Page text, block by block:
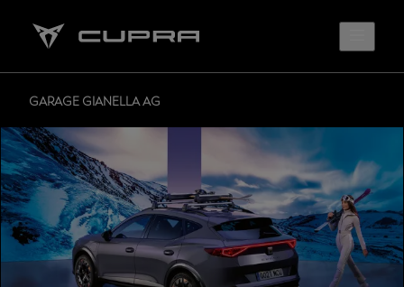
GARAGE GIANELLA AG